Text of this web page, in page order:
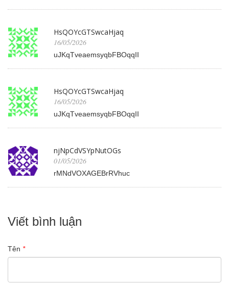
HsQOYcGTSwcaHjaq
16/05/2026
uJKqTveaemsyqbFBOqqII
HsQOYcGTSwcaHjaq
16/05/2026
uJKqTveaemsyqbFBOqqII
njNpCdVSYpNutOGs
01/05/2026
rMNdVOXAGEBrRVhuc
Viết bình luận
Tên *